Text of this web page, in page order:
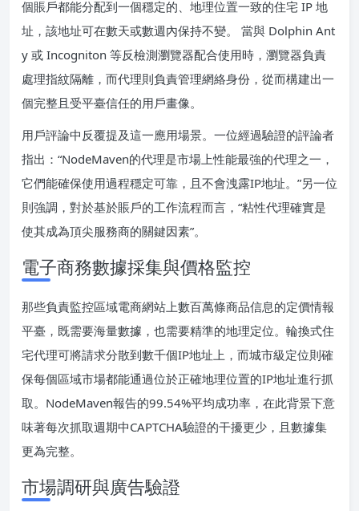
個賬戶都能分配到一個穩定的、地理位置一致的住宅 IP 地
址，該地址可在數天或數週內保持不變。 當與 Dolphin Ant
y 或 Incogniton 等反檢測瀏覽器配合使用時，瀏覽器負責
處理指紋隔離，而代理則負責管理網絡身份，從而構建出一
個完整且受平臺信任的用戶畫像。
用戶評論中反覆提及這一應用場景。一位經過驗證的評論者
指出：“NodeMaven的代理是市場上性能最強的代理之一，
它們能確保使用過程穩定可靠，且不會洩露IP地址。”另一位
則強調，對於基於賬戶的工作流程而言，“粘性代理確實是
使其成為頂尖服務商的關鍵因素”。
電子商務數據採集與價格監控
那些負責監控區域電商網站上數百萬條商品信息的定價情報
平臺，既需要海量數據，也需要精準的地理定位。輪換式住
宅代理可將請求分散到數千個IP地址上，而城市級定位則確
保每個區域市場都能通過位於正確地理位置的IP地址進行抓
取。NodeMaven報告的99.54%平均成功率，在此背景下意
味著每次抓取週期中CAPTCHA驗證的干擾更少，且數據集
更為完整。
市場調研與廣告驗證